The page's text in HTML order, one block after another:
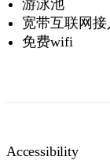
游泳池
宽带互联网接
免费wifi
Accessibility